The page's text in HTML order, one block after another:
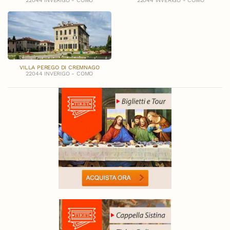
VILLA PEREGO DI CREMNAGO
22044 INVERIGO - COMO